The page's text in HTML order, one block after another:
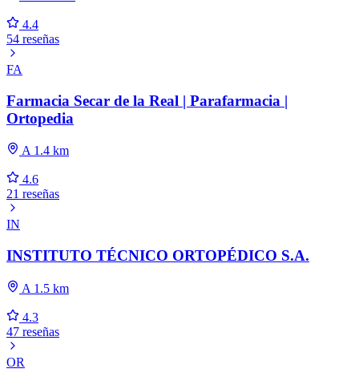
4.4
54 reseñas
FA
Farmacia Secar de la Real | Parafarmacia |
Ortopedia
A 1.4 km
4.6
21 reseñas
IN
INSTITUTO TÉCNICO ORTOPÉDICO S.A.
A 1.5 km
4.3
47 reseñas
OR